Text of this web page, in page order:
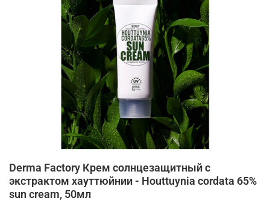
Derma Factory Крем солнцезащитный с
экстрактом хауттюйнии - Houttuynia cordata 65%
sun cream, 50мл